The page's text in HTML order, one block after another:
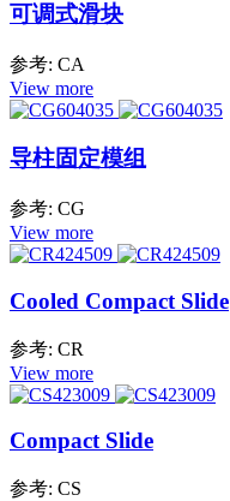
可调式滑块
参考: CA
View more
导柱固定模组
参考: CG
View more
Cooled Compact Slide
参考: CR
View more
Compact Slide
参考: CS